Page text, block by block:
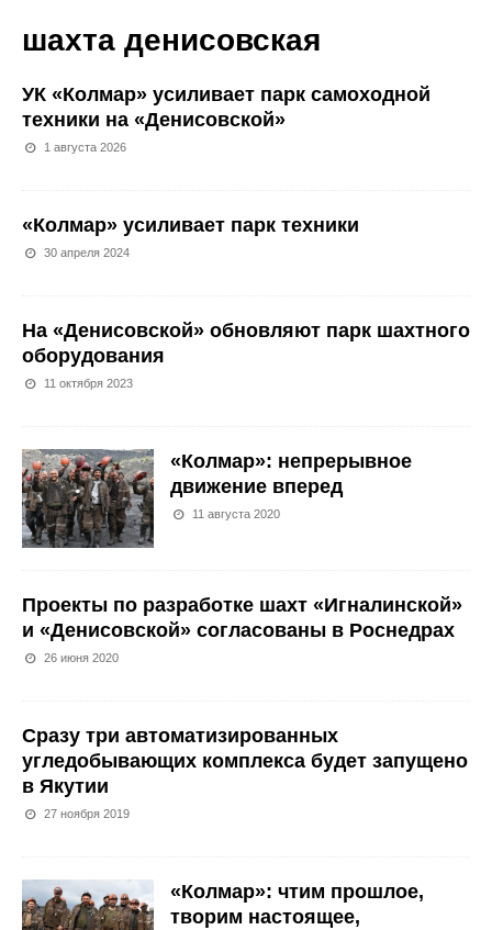
шахта денисовская
УК «Колмар» усиливает парк самоходной
техники на «Денисовской»
1 августа 2026
«Колмар» усиливает парк техники
30 апреля 2024
На «Денисовской» обновляют парк шахтного
оборудования
11 октября 2023
«Колмар»: непрерывное
движение вперед
11 августа 2020
Проекты по разработке шахт «Игналинской»
и «Денисовской» согласованы в Роснедрах
26 июня 2020
Сразу три автоматизированных
угледобывающих комплекса будет запущено
в Якутии
27 ноября 2019
«Колмар»: чтим прошлое,
творим настоящее,